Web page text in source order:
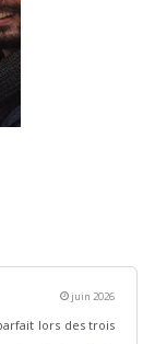
juin 2026
lors des trois